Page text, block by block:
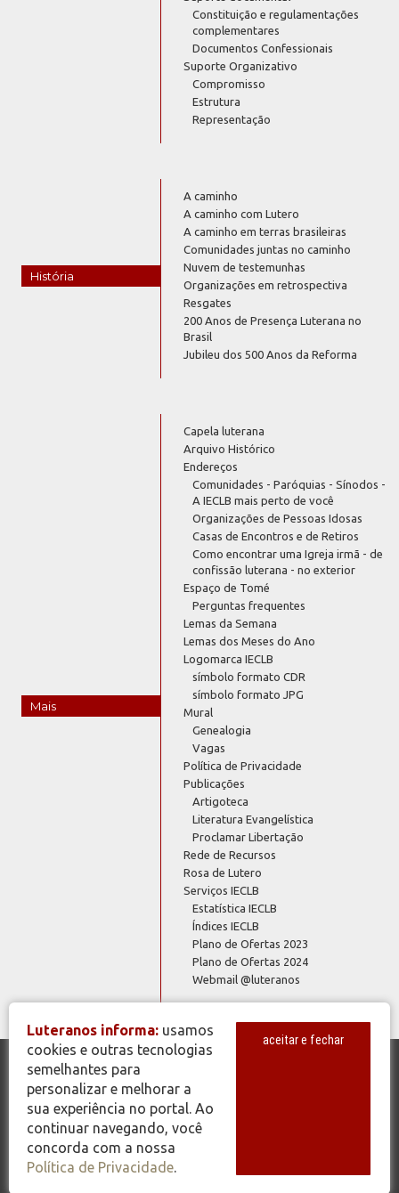
Constituição e regulamentações
complementares
Documentos Confessionais
Suporte Organizativo
Compromisso
Estrutura
Representação
História
A caminho
A caminho com Lutero
A caminho em terras brasileiras
Comunidades juntas no caminho
Nuvem de testemunhas
Organizações em retrospectiva
Resgates
200 Anos de Presença Luterana no
Brasil
Jubileu dos 500 Anos da Reforma
Mais
Capela luterana
Arquivo Histórico
Endereços
Comunidades - Paróquias - Sínodos -
A IECLB mais perto de você
Organizações de Pessoas Idosas
Casas de Encontros e de Retiros
Como encontrar uma Igreja irmã - de
confissão luterana - no exterior
Espaço de Tomé
Perguntas frequentes
Lemas da Semana
Lemas dos Meses do Ano
Logomarca IECLB
símbolo formato CDR
símbolo formato JPG
Mural
Genealogia
Vagas
Política de Privacidade
Publicações
Artigoteca
Literatura Evangelística
Proclamar Libertação
Rede de Recursos
Rosa de Lutero
Serviços IECLB
Estatística IECLB
Índices IECLB
Plano de Ofertas 2023
Plano de Ofertas 2024
Webmail @luteranos
© Copyright 2026 - Todos os Direitos Reservados - IECLB - Igreja
Evangélica de Confissão Luterana no Brasil - Portal Luteranos -
www.luteranos.com.br
Luteranos informa: usamos
cookies e outras tecnologias
semelhantes para
personalizar e melhorar a
sua experiência no portal. Ao
continuar navegando, você
concorda com a nossa
Política de Privacidade.
aceitar e fechar